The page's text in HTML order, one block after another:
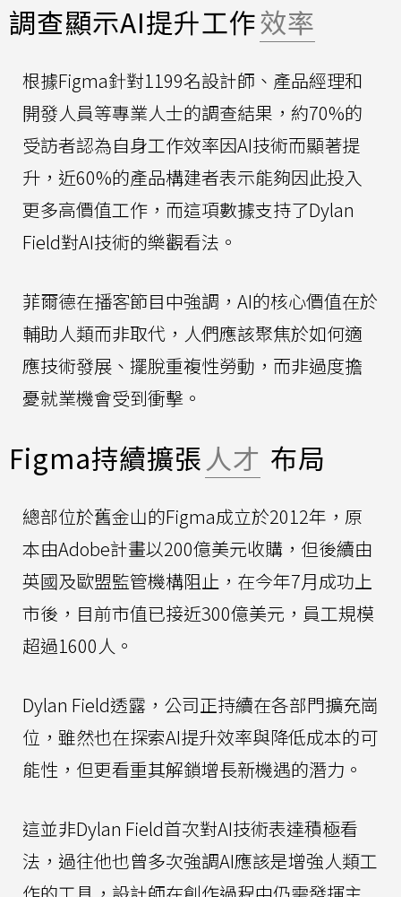
調查顯示AI提升工作效率
根據Figma針對1199名設計師、產品經理和
開發人員等專業人士的調查結果，約70%的
受訪者認為自身工作效率因AI技術而顯著提
升，近60%的產品構建者表示能夠因此投入
更多高價值工作，而這項數據支持了Dylan
Field對AI技術的樂觀看法。
菲爾德在播客節目中強調，AI的核心價值在於
輔助人類而非取代，人們應該聚焦於如何適
應技術發展、擺脫重複性勞動，而非過度擔
憂就業機會受到衝擊。
Figma持續擴張人才 布局
總部位於舊金山的Figma成立於2012年，原
本由Adobe計畫以200億美元收購，但後續由
英國及歐盟監管機構阻止，在今年7月成功上
市後，目前市值已接近300億美元，員工規模
超過1600人。
Dylan Field透露，公司正持續在各部門擴充崗
位，雖然也在探索AI提升效率與降低成本的可
能性，但更看重其解鎖增長新機遇的潛力。
這並非Dylan Field首次對AI技術表達積極看
法，過往他也曾多次強調AI應該是增強人類工